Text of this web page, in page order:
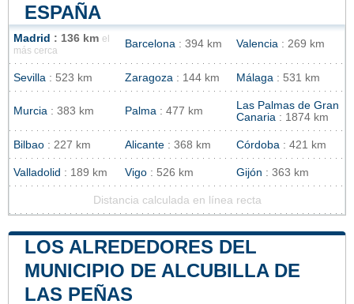
ESPAÑA
Madrid : 136 km el
más cerca
Barcelona : 394 km Valencia : 269 km
Sevilla : 523 km Zaragoza : 144 km Málaga : 531 km
Murcia : 383 km Palma : 477 km
Las Palmas de Gran
Canaria : 1874 km
Bilbao : 227 km Alicante : 368 km Córdoba : 421 km
Valladolid : 189 km Vigo : 526 km Gijón : 363 km
Distancia calculada en línea recta
LOS ALREDEDORES DEL
MUNICIPIO DE ALCUBILLA DE
LAS PEÑAS